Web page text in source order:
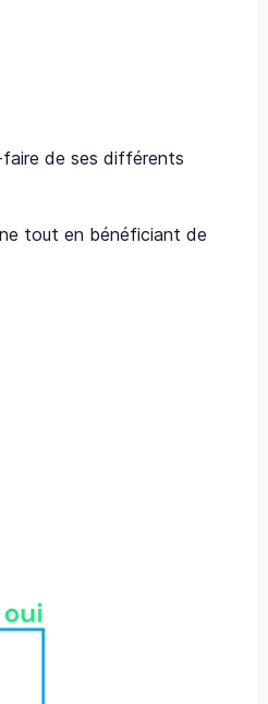
de ses différents
tout en bénéficiant de